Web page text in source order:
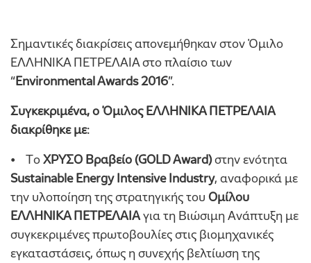
Σημαντικές διακρίσεις απονεμήθηκαν στον Όμιλο
ΕΛΛΗΝΙΚΑ ΠΕΤΡΕΛΑΙΑ στο πλαίσιο των
“Environmental Awards 2016”.
Συγκεκριμένα, ο Όμιλος ΕΛΛΗΝΙΚΑ ΠΕΤΡΕΛΑΙΑ
διακρίθηκε με:
• TοΧΡΥΣΟ Βραβείο (GOLD Award)στην ενότητα
Sustainable Energy Intensive Industry, αναφορικά με
την υλοποίηση της στρατηγικής του Ομίλου
ΕΛΛΗΝΙΚΑ ΠΕΤΡΕΛΑΙΑγια τη Βιώσιμη Ανάπτυξη με
συγκεκριμένες πρωτοβουλίες στις βιομηχανικές
εγκαταστάσεις, όπως η συνεχής βελτίωση της